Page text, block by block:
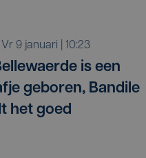
vr 9 januari | 10:23
is een
geboren, Bandile
het goed